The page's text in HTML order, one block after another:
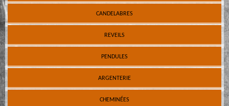
CANDELABRES
REVEILS
PENDULES
ARGENTERIE
CHEMINÉES